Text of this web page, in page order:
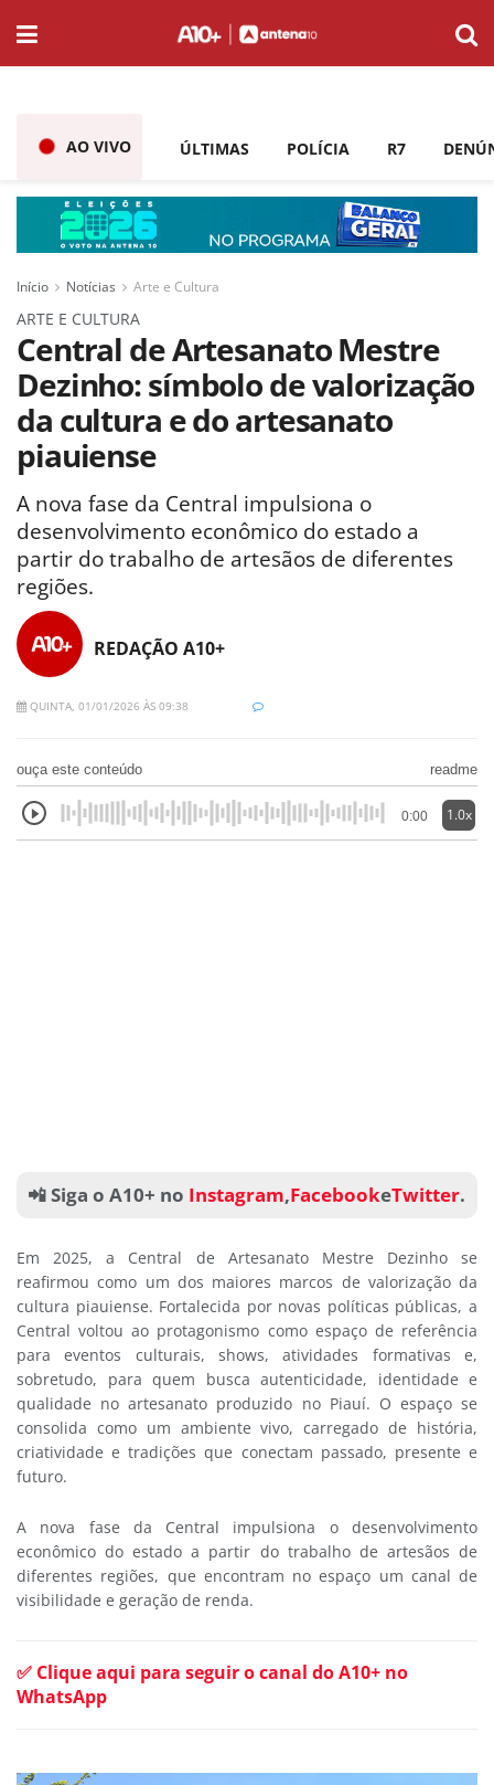
AO VIVO ÚLTIMAS POLÍCIA R7
Início Notícias Arte e Cultura
ARTE E CULTURA
Central de Artesanato Mestre
Dezinho: símbolo de valorização
da cultura e do artesanato
piauiense
A nova fase da Central impulsiona o
desenvolvimento econômico do estado a
partir do trabalho de artesãos de diferentes
regiões.
REDAÇÃO A10+
QUINTA, 01/01/2026 ÀS 09:38
ouça este conteúdo readme
0:00 1.0x
📲 Siga o A10+ no Instagram,FacebookeTwitter.
Em 2025, a Central de Artesanato Mestre Dezinho se
reafirmou como um dos maiores marcos de valorização da
cultura piauiense. Fortalecida por novas políticas públicas, a
Central voltou ao protagonismo como espaço de referência
para eventos culturais, shows, atividades formativas e,
sobretudo, para quem busca autenticidade, identidade e
qualidade no artesanato produzido no Piauí. O espaço se
consolida como um ambiente vivo, carregado de história,
criatividade e tradições que conectam passado, presente e
futuro.
A nova fase da Central impulsiona o desenvolvimento
econômico do estado a partir do trabalho de artesãos de
diferentes regiões, que encontram no espaço um canal de
visibilidade e geração de renda.
✅ Clique aqui para seguir o canal do A10+ no
WhatsApp